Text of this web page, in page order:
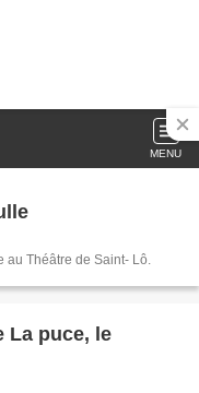
MENU
au Théâtre de Saint- Lô.
La puce, le